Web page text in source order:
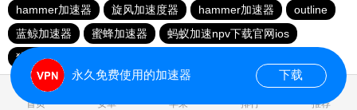
hammer加速器
旋风加速度器 hammer加速器
outline
蓝鲸加速器
蜜蜂加速器
蚂蚁加速npv下载官网ios
猎豹加速器官网
首页 安卓 苹果 排行 推荐
永久免费使用的加速器 下载
1.202501s